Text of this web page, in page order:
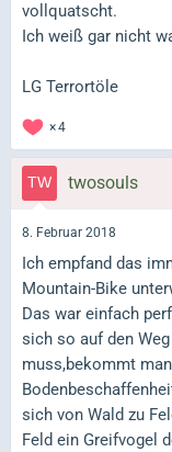
vollquatscht.
Ich weiß gar nicht
LG Terrortöle
4
twosouls
8. Februar 2018
Ich empfand das
Mountain-Bike
Das war einfach
sich so auf den
muss,bekommt
sich von Wald zu
Feld ein Greifvogel